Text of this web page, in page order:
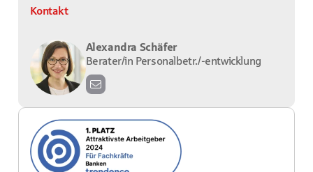
Kontakt
Alexandra Schäfer
Berater/in Personalbetr./-entwicklung
a
l
e
x
a